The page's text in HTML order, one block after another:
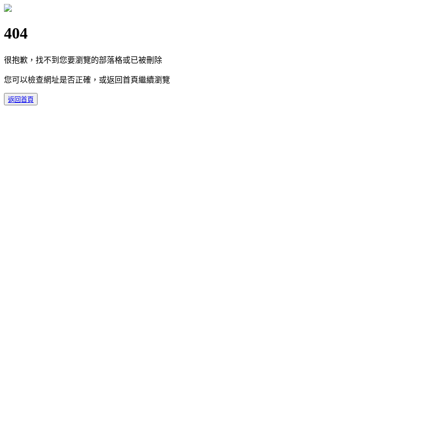
404
很抱歉，找不到您要瀏覽的部落格或已被刪除
您可以檢查網址是否正確，或返回首頁繼續瀏覽
返回首頁